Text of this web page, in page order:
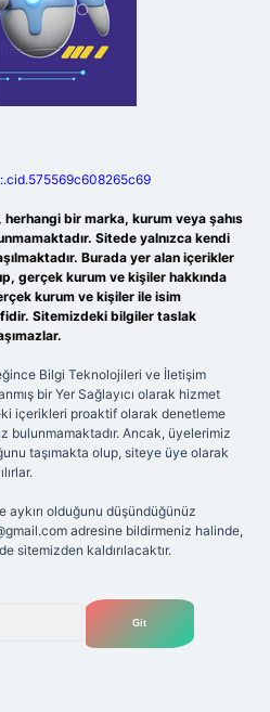
bir marka, kurum veya şahıs
Sitede yalnızca kendi
Burada yer alan içerikler
gerçek kurum ve kişiler hakkında
kurum ve kişiler ile isim
Sitemizdeki bilgiler taslak
Bilgi Teknolojileri ve İletişim
bir Yer Sağlayıcı olarak hizmet
içerikleri proaktif olarak denetleme
bulunmamaktadır. Ancak, üyelerimiz
taşımakta olup, siteye üye olarak
olduğunu düşündüğünüz
adresine bildirmeniz halinde,
sitemizden kaldırılacaktır.